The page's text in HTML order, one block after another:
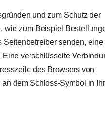
und zum Schutz der
wie zum Beispiel
Seitenbetreiber senden, eine
verschlüsselte
des Browsers von
an dem Schloss-Symbol in